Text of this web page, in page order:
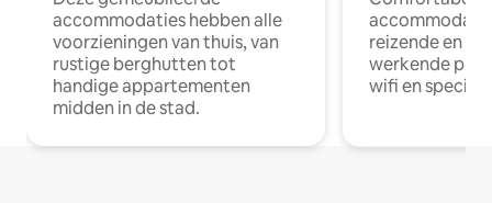
accommodaties hebben alle
voorzieningen van thuis, van
rustige berghutten tot
handige appartementen
midden in de stad.
reizende en
werkende
wifi en